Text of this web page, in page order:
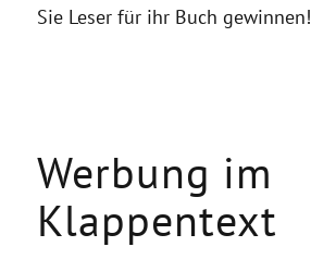
Sie Leser für ihr Buch gewinnen!
Werbung im
Klappentext